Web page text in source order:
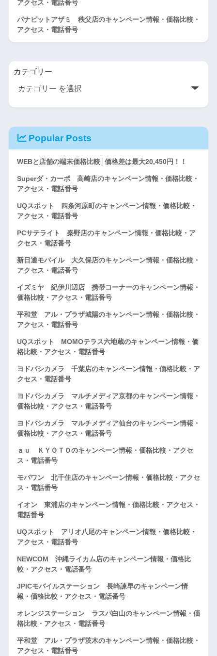
アクセス・電話番号
パナピットアザミ 秩父店のキャンペーン情報・価格比較・
アクセス・電話番号
カテゴリー
Popular Posts
WEBと店舗の端末価格比較│価格差は最大20,450円！！
Superダ・カーポ 高崎店のキャンペーン情報・価格比較・
アクセス・電話番号
UQスポット 四条河原町のキャンペーン情報・価格比較・
アクセス・電話番号
PCサテライト 秦野店のキャンペーン情報・価格比較・ア
クセス・電話番号
新日通モバイル 大久保店のキャンペーン情報・価格比較・
アクセス・電話番号
イズミヤ 紀伊川辺店 携帯コーナーのキャンペーン情報・
価格比較・アクセス・電話番号
平和堂 アル・プラザ城陽のキャンペーン情報・価格比較・
アクセス・電話番号
UQスポット MOMOテラス六地蔵のキャンペーン情報・価
格比較・アクセス・電話番号
ヨドバシカメラ 千葉店のキャンペーン情報・価格比較・ア
クセス・電話番号
ヨドバシカメラ マルチメディア京都のキャンペーン情報・
価格比較・アクセス・電話番号
ヨドバシカメラ マルチメディア仙台のキャンペーン情報・
価格比較・アクセス・電話番号
ａｕ ＫＹＯＴＯのキャンペーン情報・価格比較・アクセ
ス・電話番号
モバワン 北千住店のキャンペーン情報・価格比較・アクセ
ス・電話番号
イオン 東浦店のキャンペーン情報・価格比較・アクセス・
電話番号
UQスポット アリオ八尾のキャンペーン情報・価格比較・
アクセス・電話番号
NEWCOM 沖縄ライカム店のキャンペーン情報・価格比
較・アクセス・電話番号
JPICモバイルステーション 長崎諫早のキャンペーン情
報・価格比較・アクセス・電話番号
オレンジステーション ラスパ白山のキャンペーン情報・価
格比較・アクセス・電話番号
平和堂 アル・プラザ茨木のキャンペーン情報・価格比較・
アクセス・電話番号